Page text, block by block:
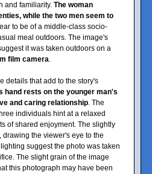
and familiarity. The woman
while the two men seem to
to be of a middle-class socio-
meal outdoors. The image's
it was taken outdoors on a
film camera.
details that add to the story's
hand rests on the younger man's
and caring relationship. The
individuals hint at a relaxed
of shared enjoyment. The slightly
the viewer's eye to the
suggest the photo was taken
The slight grain of the image
this photograph may have been